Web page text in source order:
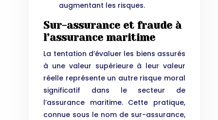
augmentant les risques.
Sur-assurance et fraude à
l’assurance maritime
La tentation d’évaluer les biens assurés
à une valeur supérieure à leur valeur
réelle représente un autre risque moral
significatif dans le secteur de
l’assurance maritime. Cette pratique,
connue sous le nom de sur-assurance,